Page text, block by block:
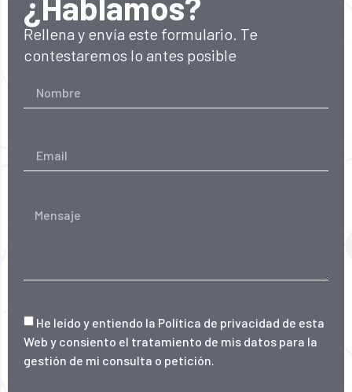
Rellena y envía este formulario. Te
contestaremos lo antes posible
He leído y entiendo la Política de privacidad de esta
Web y consiento el tratamiento de mis datos para la
gestión de mi consulta o petición.